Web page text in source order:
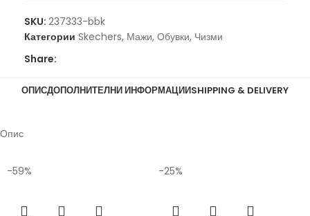
SKU: 237333-bbk
Категории Skechers, Мажи, Обувки, Чизми
Share:
ОПИСДОПОЛНИТЕЛНИ ИНФОРМАЦИИSHIPPING & DELIVERY
Опис
-59% -25%